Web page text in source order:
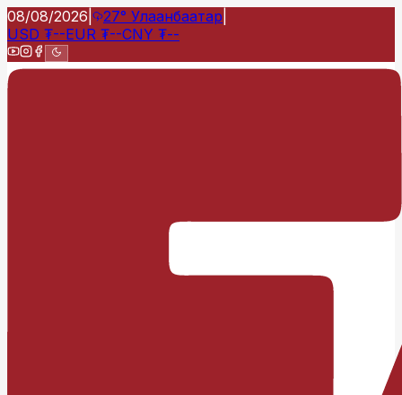
08/08/2026 27° Улаанбаатар
USD ₮--EUR ₮--CNY ₮--